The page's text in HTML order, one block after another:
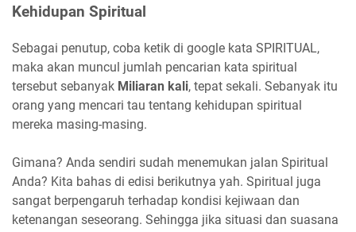
Kehidupan Spiritual
Sebagai penutup, coba ketik di google kata SPIRITUAL,
maka akan muncul jumlah pencarian kata spiritual
tersebut sebanyak Miliaran kali, tepat sekali. Sebanyak itu
orang yang mencari tau tentang kehidupan spiritual
mereka masing-masing.
Gimana? Anda sendiri sudah menemukan jalan Spiritual
Anda? Kita bahas di edisi berikutnya yah. Spiritual juga
sangat berpengaruh terhadap kondisi kejiwaan dan
ketenangan seseorang. Sehingga jika situasi dan suasana